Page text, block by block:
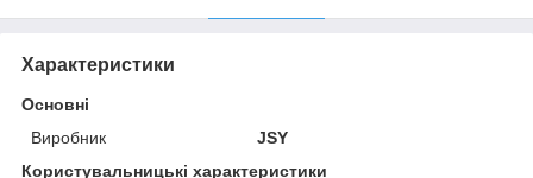
Характеристики
Основні
Виробник
JSY
Користувальницькі характеристики